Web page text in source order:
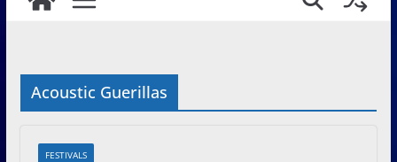
Acoustic Guerillas
FESTIVALS